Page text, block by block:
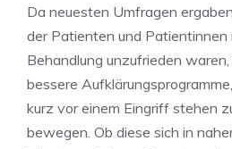
Da neuesten Umfragen
der Patienten und Patientinnen
Behandlung unzufrieden
bessere
kurz vor einem Eingriff stehen
bewegen. Ob diese sich in